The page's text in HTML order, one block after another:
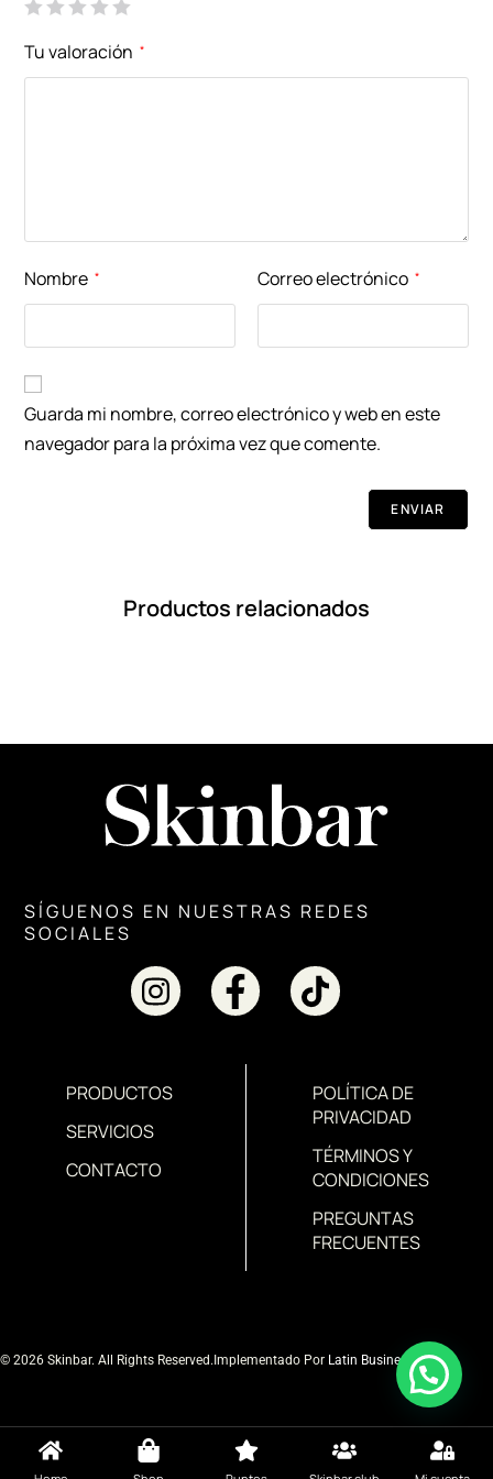
Tu valoración *
Nombre * Correo electrónico *
Guarda mi nombre, correo electrónico y web en este
navegador para la próxima vez que comente.
Productos relacionados
SÍGUENOS EN NUESTRAS REDES
SOCIALES
PRODUCTOS
SERVICIOS
CONTACTO
POLÍTICA DE
PRIVACIDAD
TÉRMINOS Y
CONDICIONES
PREGUNTAS
FRECUENTES
© 2026 Skinbar. All Rights Reserved. Implementado Por Latin Business MD